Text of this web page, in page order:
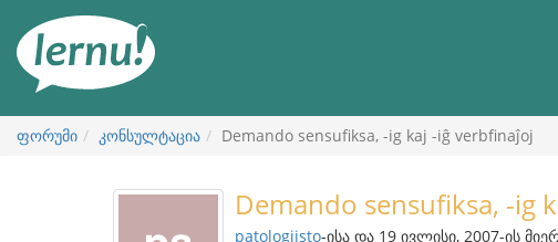
ნახვა
ფორუმი კონსულტაცია Demando sensufiksa, -ig kaj -iĝ verbfinaĵoj
Demando sensufiksa, -ig
patologiisto-ისა და 19 ივლისი, 2007-ის